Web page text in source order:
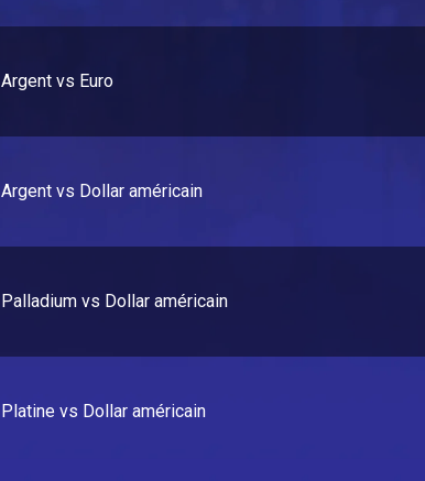
Argent vs Euro
Argent vs Dollar américain
Palladium vs Dollar américain
Platine vs Dollar américain